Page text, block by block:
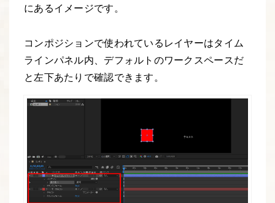
にあるイメージです。
コンポジションで使われているレイヤーはタイム
ラインパネル内、デフォルトのワークスペースだ
と左下あたりで確認できます。